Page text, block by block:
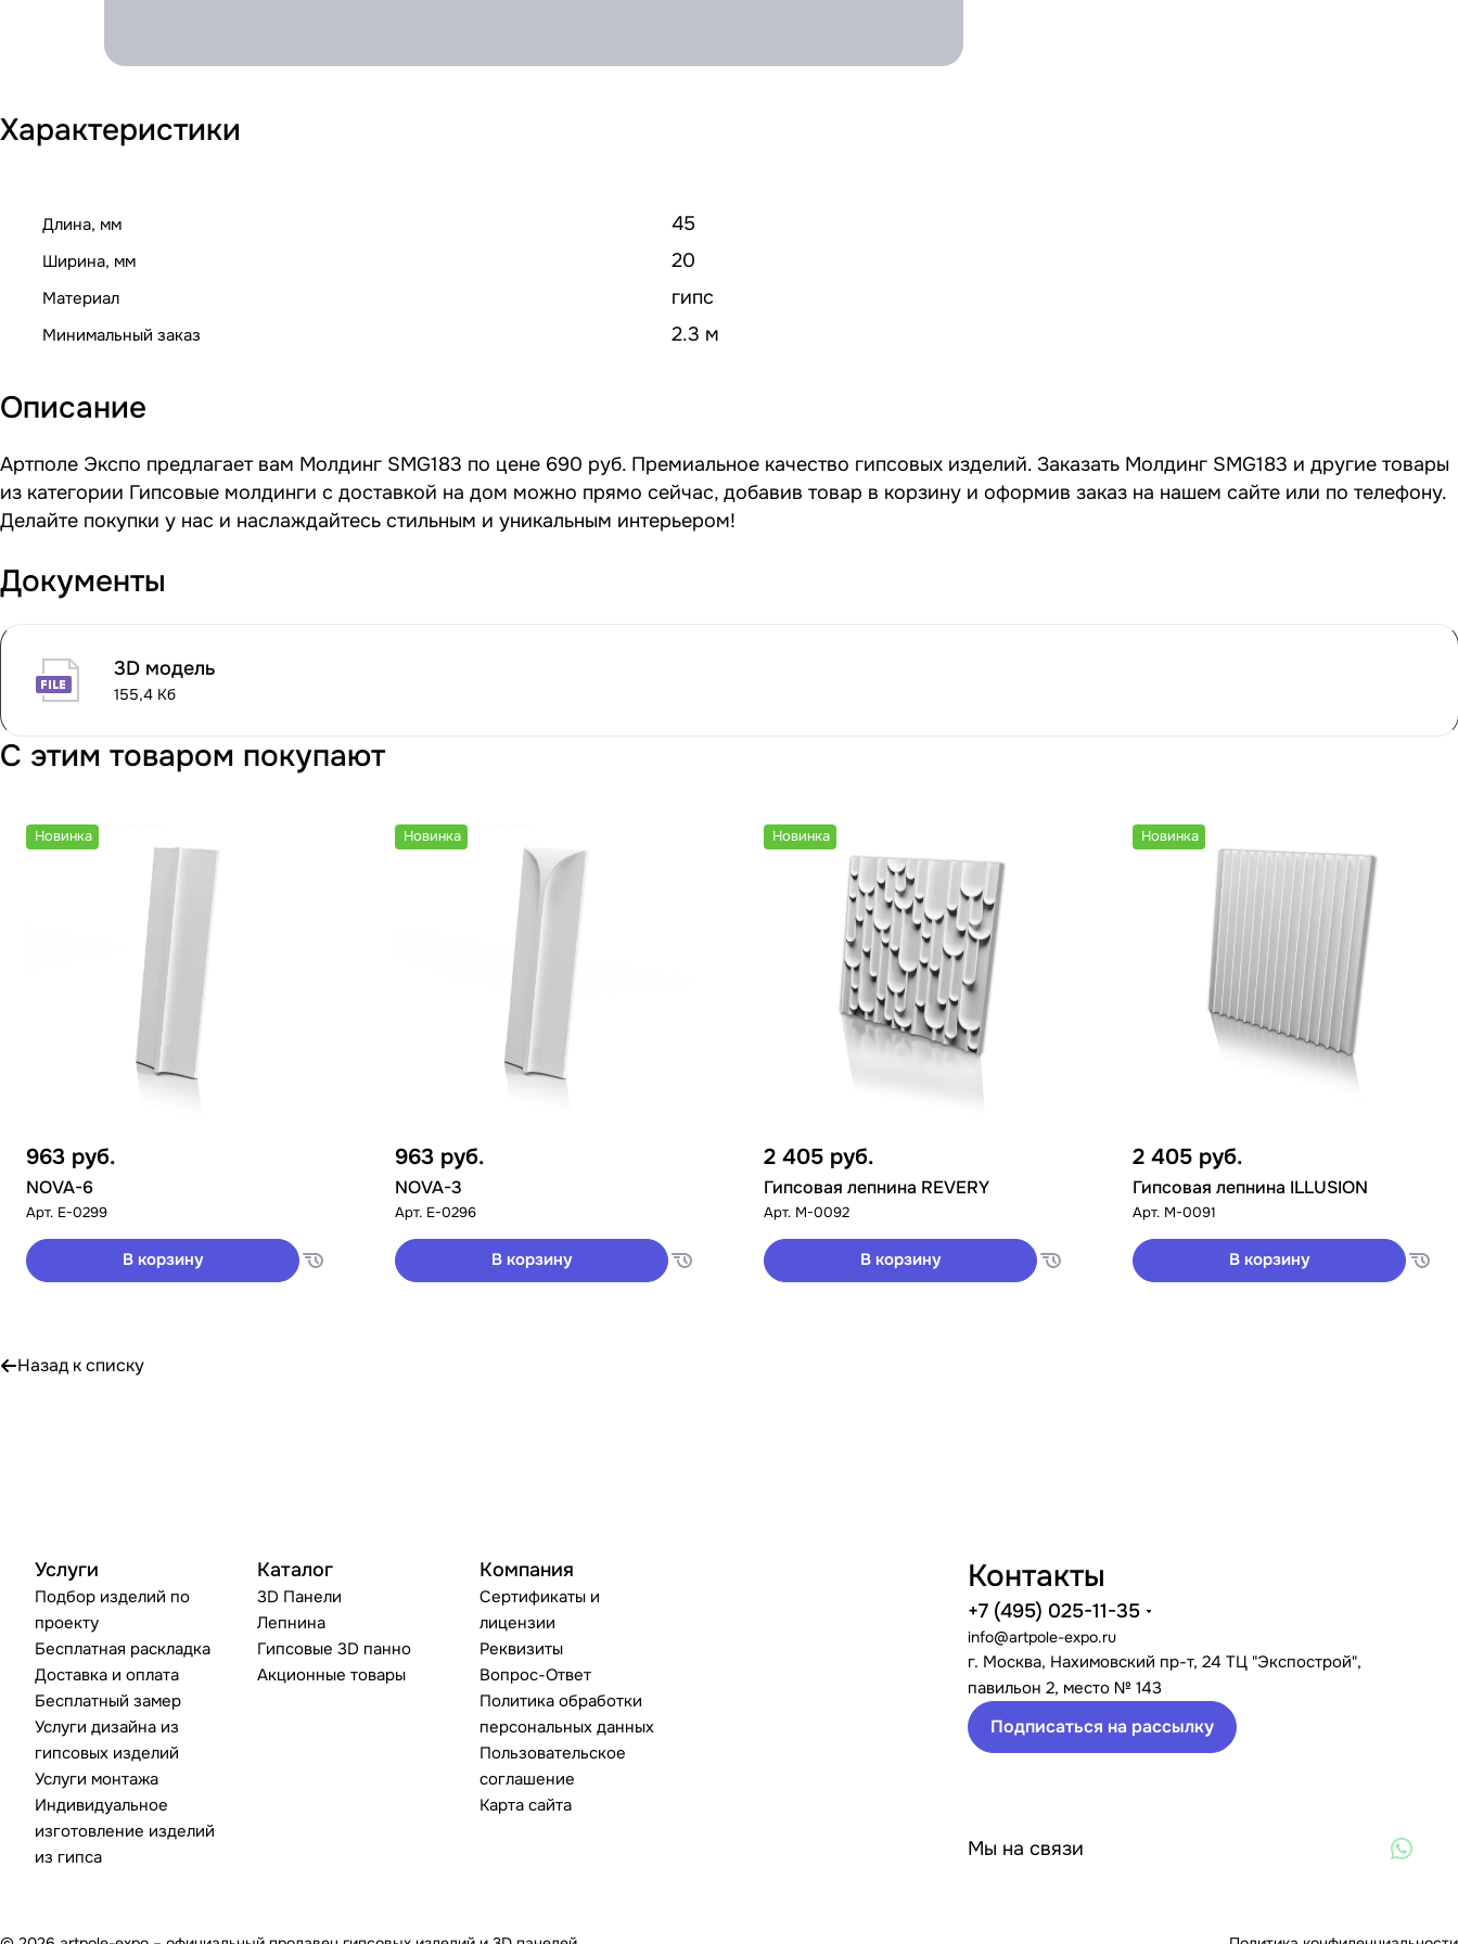
Характеристики
Длина, мм 45
Ширина, мм 20
Материал гипс
Минимальный заказ 2.3 м
Описание
Артполе Экспо предлагает вам Молдинг SMG183 по цене 690 руб. Премиальное качество гипсовых изделий. Заказать Молдинг SMG183 и другие товары
из категории Гипсовые молдинги с доставкой на дом можно прямо сейчас, добавив товар в корзину и оформив заказ на нашем сайте или по телефону.
Делайте покупки у нас и наслаждайтесь стильным и уникальным интерьером!
Документы
3D модель
155,4 Кб
С этим товаром покупают
Новинка
963 руб.
NOVA-6
Арт. E-0299
В корзину
Новинка
963 руб.
NOVA-3
Арт. E-0296
В корзину
Новинка
2 405 руб.
Гипсовая лепнина REVERY
Арт. M-0092
В корзину
Новинка
2 405 руб.
Гипсовая лепнина ILLUSION
Арт. M-0091
В корзину
Назад к списку
Услуги
Подбор изделий по
проекту
Бесплатная раскладка
Доставка и оплата
Бесплатный замер
Услуги дизайна из
гипсовых изделий
Услуги монтажа
Индивидуальное
изготовление изделий
из гипса
Каталог
3D Панели
Лепнина
Гипсовые 3D панно
Акционные товары
Компания
Сертификаты и
лицензии
Реквизиты
Вопрос-Ответ
Политика обработки
персональных данных
Пользовательское
соглашение
Карта сайта
Контакты
+7 (495) 025-11-35
info@artpole-expo.ru
г. Москва, Нахимовский пр-т, 24 ТЦ "Экспострой",
павильон 2, место № 143
Подписаться на рассылку
Мы на связи